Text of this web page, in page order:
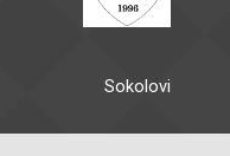
Sokolovi